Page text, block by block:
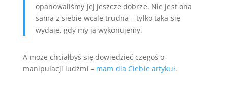
opanowaliśmy jej jeszcze dobrze. Nie jest ona
sama z siebie wcale trudna – tylko taka się
wydaje, gdy my ją wykonujemy.
A może chciałbyś się dowiedzieć czegoś o
manipulacji ludźmi – mam dla Ciebie artykuł.